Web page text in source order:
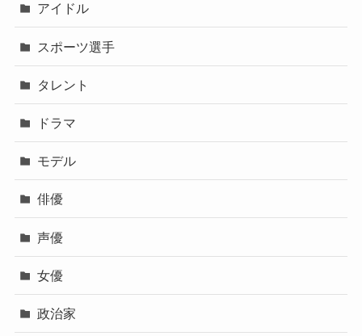
アイドル
スポーツ選手
タレント
ドラマ
モデル
俳優
声優
女優
政治家